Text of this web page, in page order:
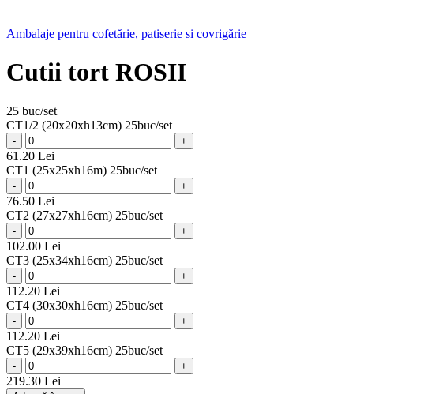
Ambalaje pentru cofetărie, patiserie si covrigărie
Cutii tort ROSII
25 buc/set
CT1/2 (20x20xh13cm) 25buc/set
- +
61.20 Lei
CT1 (25x25xh16m) 25buc/set
- +
76.50 Lei
CT2 (27x27xh16cm) 25buc/set
- +
102.00 Lei
CT3 (25x34xh16cm) 25buc/set
- +
112.20 Lei
CT4 (30x30xh16cm) 25buc/set
- +
112.20 Lei
CT5 (29x39xh16cm) 25buc/set
- +
219.30 Lei